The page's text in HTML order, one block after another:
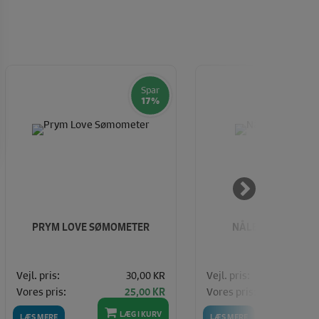
Spar
17%
PRYM LOVE SØMOMETER
LÆS MERE
Vejl. pris:
30,00 KR
Vores pris:
25,00 KR
LÆG I KURV
NÅLETRÅDER (3
LÆS MERE
Vejl. pris:
Vores pris: